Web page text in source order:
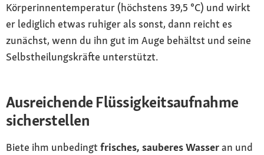
Körperinnentemperatur (höchstens 39,5 °C) und wirkt
er lediglich etwas ruhiger als sonst, dann reicht es
zunächst, wenn du ihn gut im Auge behältst und seine
Selbstheilungskräfte unterstützt.
Ausreichende Flüssigkeitsaufnahme
sicherstellen
Biete ihm unbedingt frisches, sauberes Wasseran und